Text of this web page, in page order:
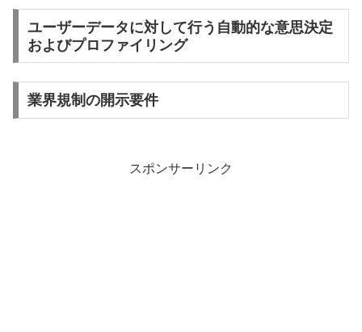
ユーザーデータに対して行う自動的な意思決定
およびプロファイリング
業界規制の開示要件
スポンサーリンク